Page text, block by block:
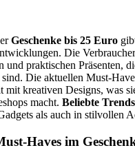
Geschenke bis 25 Euro
Die
und praktischen Präsenten,
Die aktuellen Must-
mit kreativen Designs, was
macht. Beliebte Trends
als auch in stilvollen
Haves im